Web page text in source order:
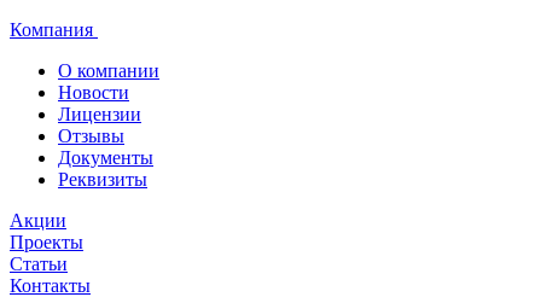
Компания
О компании
Новости
Лицензии
Отзывы
Документы
Реквизиты
Акции
Проекты
Статьи
Контакты